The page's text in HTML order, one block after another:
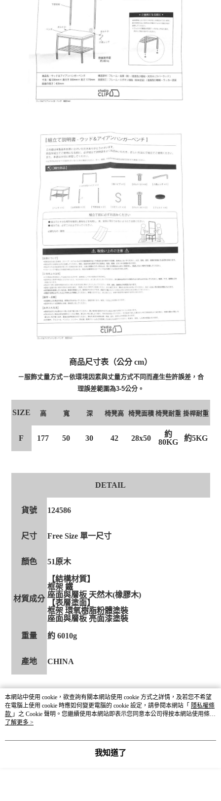
商品尺寸表（公分 cm）
－服飾丈量方式－依環境因素與丈量方式不同而產生些許誤差，合
理誤差範圍為3-5公分。
SIZE 高 寬 深 椅凳高 椅凳面積 椅凳耐重 掛桿耐重
F 177 50 30 42 28x50
約
80KG
約5KG
DETAIL
貨號 124586
尺寸 Free Size 單一尺寸
顏色 51原木
材質成分
【結構材質】
框架 鐵
座面與層板 天然木(橡膠木)
【表層塗面】
框架 環氧樹脂粉體塗裝
座面與層板 亮面漆塗裝
重量 約 6010g
產地 CHINA
本網站中使用 cookie，欲查詢有關本網站使用 cookie 方式之詳情，及若您不希望
在電腦上使用 cookie 時應如何變更電腦的 cookie 設定，請參閱本網站「 隱私權條
款 」之 Cookie 聲明。您繼續使用本網站即表示您同意本公司得按本網站使用條款
之 Cookie 聲明使用 cookie。
了解更多 >
我知道了